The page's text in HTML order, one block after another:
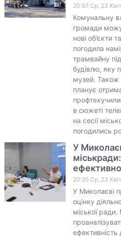
20:57 Ср, 23
Комунальну
громади
нові об’єкти
погодила
трамвайну
будівлю, яку
музей. Також
планує
в сюжеті
на сесії
погодились
У
20:25 Ср, 23
У Миколаєві
оцінку
міської ради.
ефективність